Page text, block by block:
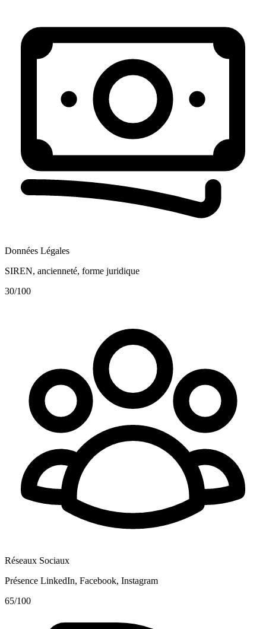
Données Légales
SIREN, ancienneté, forme juridique
30/100
Réseaux Sociaux
Présence LinkedIn, Facebook, Instagram
65/100